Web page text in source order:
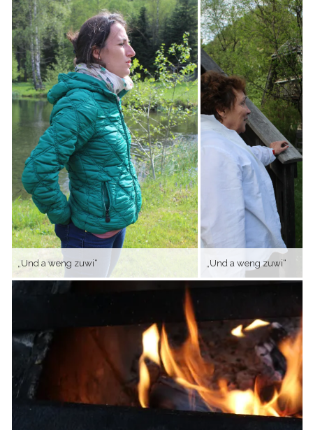
„Und a weng zuwi“ „Und a weng zuwi“